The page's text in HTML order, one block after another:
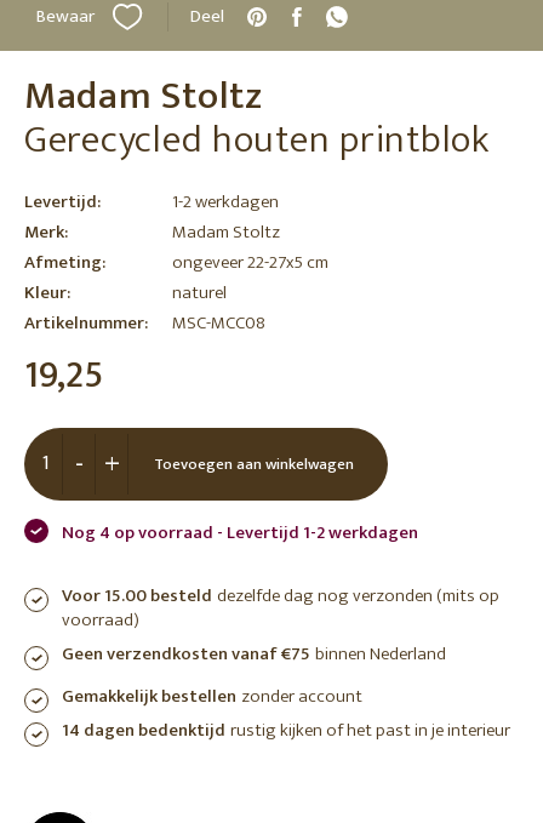
Bewaar Deel
Madam Stoltz
Gerecycled houten printblok
Levertijd:
1-2 werkdagen
Merk:
Madam Stoltz
Afmeting:
ongeveer 22-27x5 cm
Kleur:
naturel
Artikelnummer:
MSC-MCC08
19,25
+
- Toevoegen aan winkelwagen
Nog 4 op voorraad - Levertijd 1-2 werkdagen
Voor 15.00 besteld dezelfde dag nog verzonden (mits op
voorraad)
Geen verzendkosten vanaf €75 binnen Nederland
Gemakkelijk bestellen zonder account
14 dagen bedenktijd rustig kijken of het past in je interieur